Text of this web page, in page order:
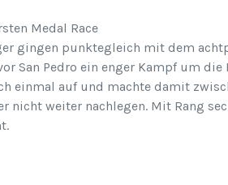
Medal Race
gingen punktegleich mit dem
San Pedro ein enger Kampf um
einmal auf und machte damit
nicht weiter nachlegen. Mit Rang